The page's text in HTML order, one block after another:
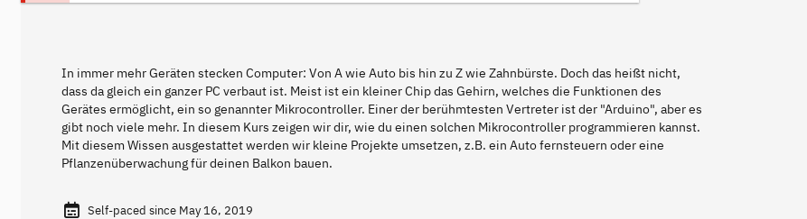
In immer mehr Geräten stecken Computer: Von A wie Auto bis hin zu Z wie Zahnbürste. Doch das heißt nicht,
dass da gleich ein ganzer PC verbaut ist. Meist ist ein kleiner Chip das Gehirn, welches die Funktionen des
Gerätes ermöglicht, ein so genannter Mikrocontroller. Einer der berühmtesten Vertreter ist der "Arduino", aber es
gibt noch viele mehr. In diesem Kurs zeigen wir dir, wie du einen solchen Mikrocontroller programmieren kannst.
Mit diesem Wissen ausgestattet werden wir kleine Projekte umsetzen, z.B. ein Auto fernsteuern oder eine
Pflanzenüberwachung für deinen Balkon bauen.
Self-paced since May 16, 2019